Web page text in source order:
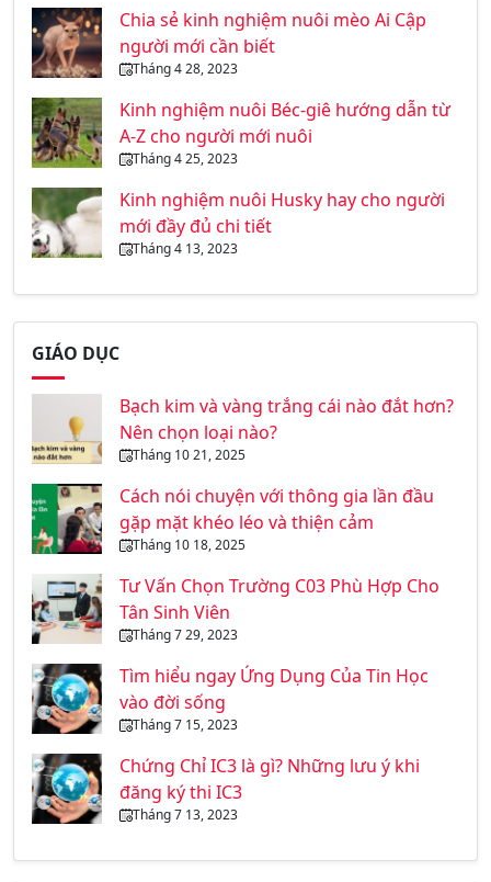
Chia sẻ kinh nghiệm nuôi mèo Ai Cập
người mới cần biết
Tháng 4 28, 2023
Kinh nghiệm nuôi Béc-giê hướng dẫn từ
A-Z cho người mới nuôi
Tháng 4 25, 2023
Kinh nghiệm nuôi Husky hay cho người
mới đầy đủ chi tiết
Tháng 4 13, 2023
GIÁO DỤC
Bạch kim và vàng trắng cái nào đắt hơn?
Nên chọn loại nào?
Tháng 10 21, 2025
Cách nói chuyện với thông gia lần đầu
gặp mặt khéo léo và thiện cảm
Tháng 10 18, 2025
Tư Vấn Chọn Trường C03 Phù Hợp Cho
Tân Sinh Viên
Tháng 7 29, 2023
Tìm hiểu ngay Ứng Dụng Của Tin Học
vào đời sống
Tháng 7 15, 2023
Chứng Chỉ IC3 là gì? Những lưu ý khi
đăng ký thi IC3
Tháng 7 13, 2023